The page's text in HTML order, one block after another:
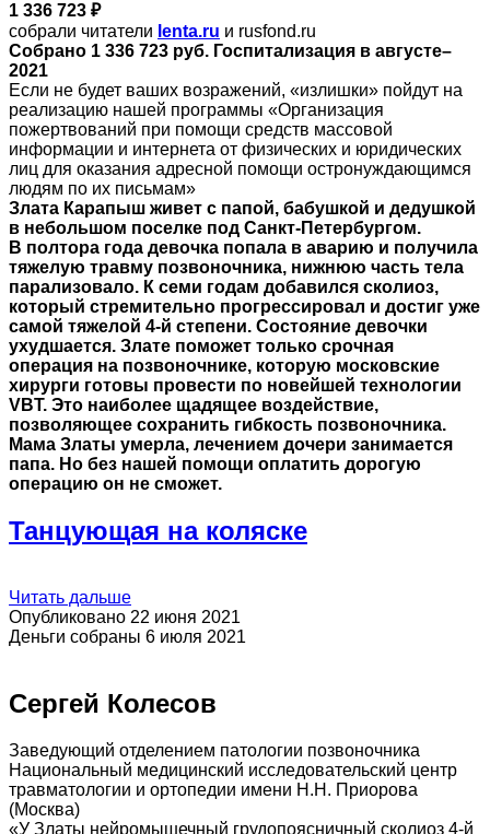
1 336 723 ₽
собрали читатели lenta.ru и rusfond.ru
Собрано 1 336 723 руб. Госпитализация в августе–
2021
Если не будет ваших возражений, «излишки» пойдут на
реализацию нашей программы «Организация
пожертвований при помощи средств массовой
информации и интернета от физических и юридических
лиц для оказания адресной помощи остронуждающимся
людям по их письмам»
Злата Карапыш живет с папой, бабушкой и дедушкой
в небольшом поселке под Санкт-Петербургом.
В полтора года девочка попала в аварию и получила
тяжелую травму позвоночника, нижнюю часть тела
парализовало. К семи годам добавился сколиоз,
который стремительно прогрессировал и достиг уже
самой тяжелой 4-й степени. Состояние девочки
ухудшается. Злате поможет только срочная
операция на позвоночнике, которую московские
хирурги готовы провести по новейшей технологии
VBT. Это наиболее щадящее воздействие,
позволяющее сохранить гибкость позвоночника.
Мама Златы умерла, лечением дочери занимается
папа. Но без нашей помощи оплатить дорогую
операцию он не сможет.
Танцующая на коляске
Читать дальше
Опубликовано 22 июня 2021
Деньги собраны 6 июля 2021
Сергей Колесов
Заведующий отделением патологии позвоночника
Национальный медицинский исследовательский центр
травматологии и ортопедии имени Н.Н. Приорова
(Москва)
«У Златы нейромышечный грудопоясничный сколиоз 4-й